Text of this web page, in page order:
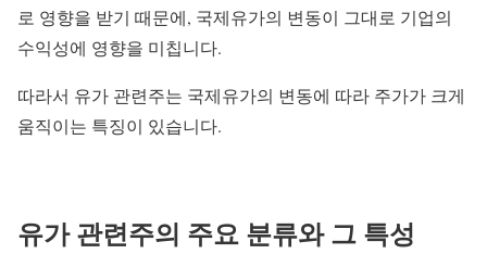
로 영향을 받기 때문에, 국제유가의 변동이 그대로 기업의
수익성에 영향을 미칩니다.
따라서 유가 관련주는 국제유가의 변동에 따라 주가가 크게
움직이는 특징이 있습니다.
유가 관련주의 주요 분류와 그 특성